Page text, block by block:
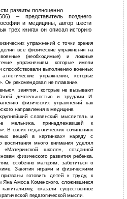
развиты полноценно.
– представитель позднего
и медицины, автор шести
трех книгах он описал историю
упражнений с точки зрения
все физические упражнения на
(необходимые) и ложные
упражнениям, которые имели
способствовали выполнению военных
упражнения, которые
Он рекомендовал не плавание,
занятия, которые не вызывают
деятельностью и трудами И.
физических упражнений как
направления в медицине.
славянский мыслитель и
мельника, принадлежавшей к
В своих педагогических сочинениях
вещей в картинках» наряду с
воспитания много внимания уделял
школе», созданной
физического развития ребенка.
особенно матерям, заботиться о
Занятия играми и физическими
готовить детей к труду, к
Яна Амоса Коменского, сложившиеся
оказали существенное
педагогической мысли.